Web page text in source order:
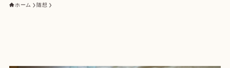
ホーム 随想